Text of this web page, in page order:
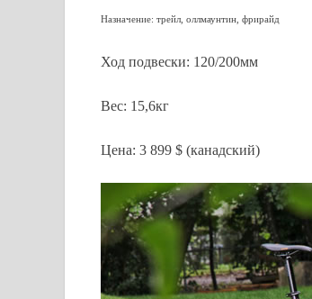
Назначение: трейл, оллмаунтин, фрирайд
Ход подвески: 120/200мм
Вес: 15,6кг
Цена: 3 899 $ (канадский)